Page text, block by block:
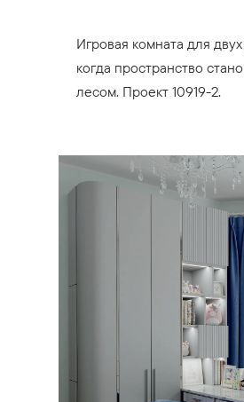
Игровая комната для
когда пространство
лесом. Проект 10919-2.